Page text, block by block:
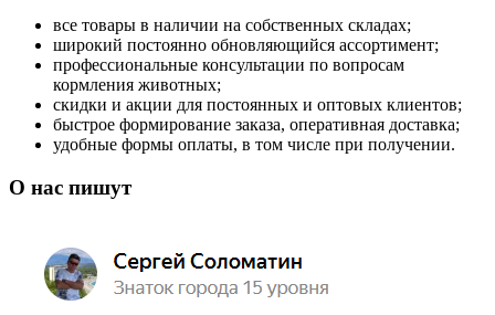
все товары в наличии на собственных складах;
широкий постоянно обновляющийся ассортимент;
профессиональные консультации по вопросам
кормления животных;
скидки и акции для постоянных и оптовых клиентов;
быстрое формирование заказа, оперативная доставка;
удобные формы оплаты, в том числе при получении.
О нас пишут